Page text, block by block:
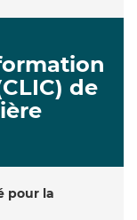
de
pour la